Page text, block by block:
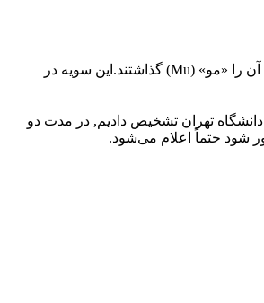
طلعت مختاری آزاد، گفت: این سویه در ژانویه سال میلادی جدید یعنی در دی ۱۳۹۹ در کلمبیا شناسایی شد و سپس در اواخر مرداد پذیرفتند که سویه جدید است و نام آن را «مو» (Mu) گذاشتند.این سویه در
بهمن سال ۱۳۹۸ ویروس «کرونا» را در دانشکده بهداشت دانشگاه تهران تشخیص دادیم, در مدت دو
شود حتماً اعلام می‌شود.